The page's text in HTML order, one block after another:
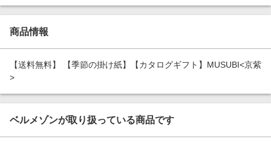
エンタメ
スポーツ・アウトドア・ゴルフ
インテリア・寝具
ペット・花・DIY・車
金融・マネー・保険
楽天サービス特集
旅行特集
とことん買い物チャレンジ
Apple公式サイト×楽天カード分割払い
Qoo10メガポ
Samsung ボーナスキャンペーン
商品情報
【送料無料】 【季節の掛け紙】【カタログギフト】MUSUBI<京紫
>
ベルメゾンが取り扱っている商品です